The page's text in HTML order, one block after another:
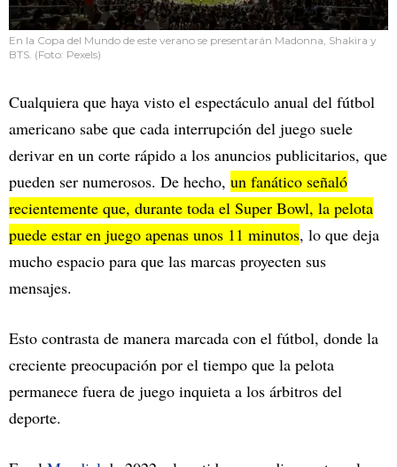
En la Copa del Mundo de este verano se presentarán Madonna, Shakira y
BTS. (Foto: Pexels)
Cualquiera que haya visto el espectáculo anual del fútbol
americano sabe que cada interrupción del juego suele
derivar en un corte rápido a los anuncios publicitarios, que
pueden ser numerosos. De hecho, un fanático señaló
recientemente que, durante toda el Super Bowl, la pelota
puede estar en juego apenas unos 11 minutos, lo que deja
mucho espacio para que las marcas proyecten sus
mensajes.
Esto contrasta de manera marcada con el fútbol, donde la
creciente preocupación por el tiempo que la pelota
permanece fuera de juego inquieta a los árbitros del
deporte.